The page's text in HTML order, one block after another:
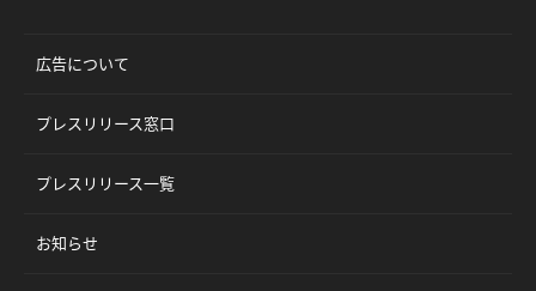
広告について
プレスリリース窓口
プレスリリース一覧
お知らせ